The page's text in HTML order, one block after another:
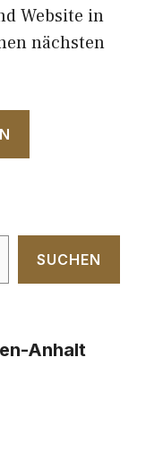
Website in
nächsten
SUCHEN
Anhalt